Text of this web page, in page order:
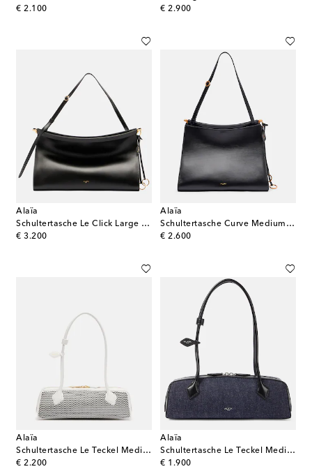
€ 2.100
original price
€ 2.900
original price
Alaïa
Schultertasche Le Click Large aus Leder
€ 3.200
original price
Alaïa
Schultertasche Curve Medium aus Leder
€ 2.600
original price
Alaïa
Schultertasche Le Teckel Medium aus Leder
€ 2.200
original price
Alaïa
Schultertasche Le Teckel Medium aus Denim
€ 1.900
original price